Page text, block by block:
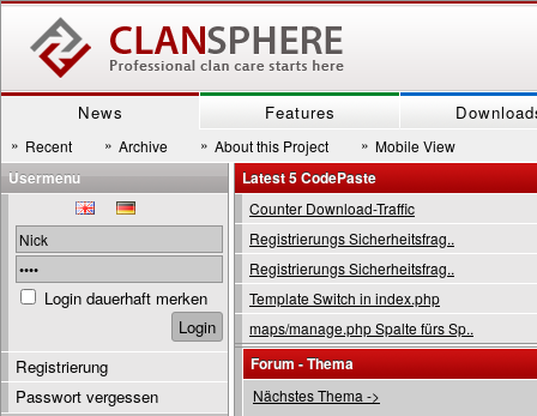
News Features
» Recent » Archive » About this Project » Mobile View
Latest 5 CodePaste
Counter Download-Traffic
Registrierungs Sicherheitsfrag..
Registrierungs Sicherheitsfrag..
Template Switch in index.php
maps/manage.php Spalte fürs Sp..
Forum - Thema
Nächstes Thema ->
Usermenu
Login dauerhaft merken
Registrierung
Passwort vergessen